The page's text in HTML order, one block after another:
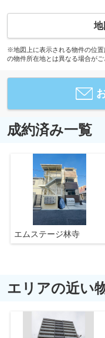
地
※地図上に表示される物件の位
の物件所在地とは異なる場合がご
成約済み一覧
エムステージ林寺
エリアの近い